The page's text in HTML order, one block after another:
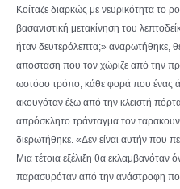
Κοίταζε διαρκώς με νευρικότητα το
βασανιστική μετακίνηση του
ήταν δευτερόλεπτα;» αναρωτήθηκε,
απόσταση που τον χώριζε από την
ωστόσο τρόπο, κάθε φορά που ένας
ακουγόταν έξω από την κλειστή
απρόσκλητο τράνταγμα τον
διερωτήθηκε. «Δεν είναι αυτήν που
Μια τέτοια εξέλιξη θα
παρασυρόταν από την ανάστροφη